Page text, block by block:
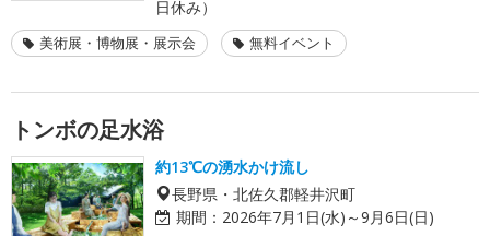
日休み）
美術展・博物展・展示会 無料イベント
トンボの足水浴
約13℃の湧水かけ流し
長野県・北佐久郡軽井沢町
期間： 2026年7月1日(水)～9月6日(日)